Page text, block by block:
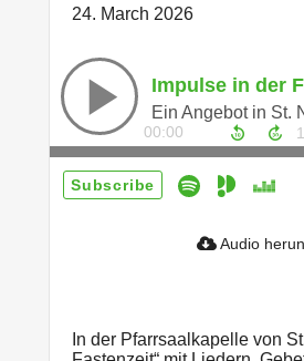
24. March 2026
Impulse in der
Ein Angebot in St.
00:00
Subscribe
Audio
In der Pfarrsaalkapelle von